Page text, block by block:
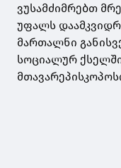
ვუსამძიმრებთ
უფალს
მართალნი
სოციალურ